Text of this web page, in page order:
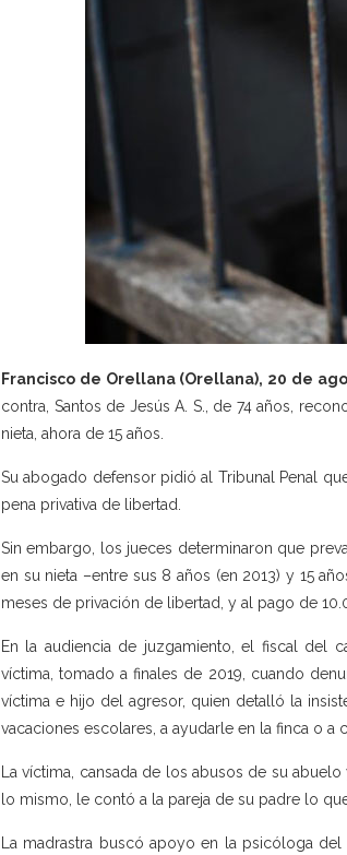
Francisco de Orellana (Orellana), 20 de
contra, Santos de Jesús A. S., de 74 años,
nieta, ahora de 15 años.
Su abogado defensor pidió al Tribunal Penal
pena privativa de libertad.
Sin embargo, los jueces determinaron que
en su nieta –entre sus 8 años (en 2013) y 15
meses de privación de libertad, y al pago de
En la audiencia de juzgamiento, el fiscal del
víctima, tomado a finales de 2019, cuando
víctima e hijo del agresor, quien detalló la
vacaciones escolares, a ayudarle en la finca o a
La víctima, cansada de los abusos de su
lo mismo, le contó a la pareja de su padre lo
La madrastra buscó apoyo en la psicóloga